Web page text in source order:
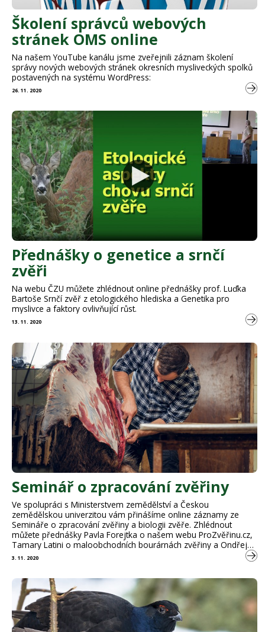
Školení správců webových
stránek OMS online
26. 11. 2020
Na našem YouTube kanálu jsme zveřejnili záznam školení
správy nových webových stránek okresních mysliveckých spolků
postavených na systému WordPress:
Přednášky o genetice a srnčí
zvěři
13. 11. 2020
Na webu ČZU můžete zhlédnout online přednášky prof. Luďka
Bartoše Srnčí zvěř z etologického hlediska a Genetika pro
myslivce a faktory ovlivňující růst.
Seminář o zpracování zvěřiny
3. 11. 2020
Ve spolupráci s Ministerstvem zemědělství a Českou
zemědělskou univerzitou vám přinášíme online záznamy ze
Semináře o zpracování zvěřiny a biologii zvěře. Zhlédnout
můžete přednášky Pavla Forejtka o našem webu ProZvěřinu.cz,
Tamary Latini o maloobchodních bourárnách zvěřiny a Ondřeje
Izsófa na téma Registrace a provoz bourárny na prodej dělené